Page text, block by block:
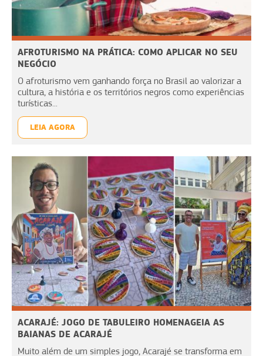
AFROTURISMO NA PRÁTICA: COMO APLICAR NO SEU
NEGÓCIO
O afroturismo vem ganhando força no Brasil ao valorizar a
cultura, a história e os territórios negros como experiências
turísticas...
LEIA AGORA
ACARAJÉ: JOGO DE TABULEIRO HOMENAGEIA AS
BAIANAS DE ACARAJÉ
Muito além de um simples jogo, Acarajé se transforma em